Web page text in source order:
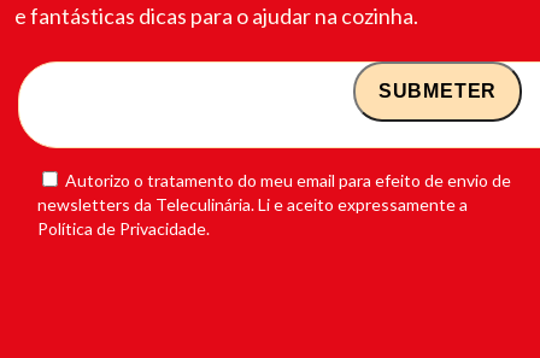
e fantásticas dicas para o ajudar na cozinha.
Autorizo o tratamento do meu email para efeito de envio de
newsletters da Teleculinária. Li e aceito expressamente a
Política de Privacidade.